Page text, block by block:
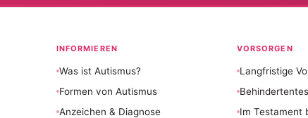
INFORMIEREN
Was ist Autismus?
Formen von Autismus
Anzeichen & Diagnose
VORSORGEN
Langfristige
Im Testament